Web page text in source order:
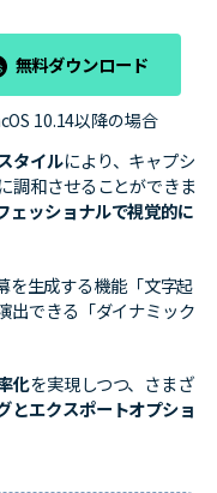
無料ダウンロード
10.14以降の場合
タイルにより、キャプシ
調和させることができま
ェッショナルで視覚的に
生成する機能「文字起
出できる「ダイナミック
化を実現しつつ、さまざ
とエクスポートオプショ